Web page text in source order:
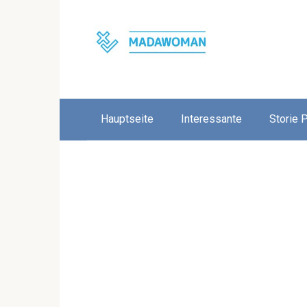
Hauptseite Interessante Storie